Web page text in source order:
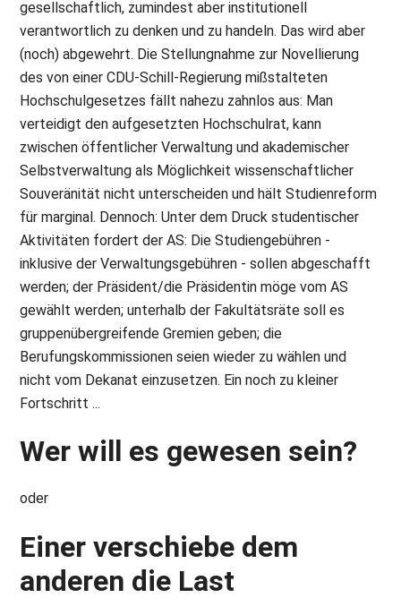
gesellschaftlich, zumindest aber institutionell
verantwortlich zu denken und zu handeln. Das wird aber
(noch) abgewehrt. Die Stellungnahme zur Novellierung
des von einer CDU-Schill-Regierung mißstalteten
Hochschulgesetzes fällt nahezu zahnlos aus: Man
verteidigt den aufgesetzten Hochschulrat, kann
zwischen öffentlicher Verwaltung und akademischer
Selbstverwaltung als Möglichkeit wissenschaftlicher
Souveränität nicht unterscheiden und hält Studienreform
für marginal. Dennoch: Unter dem Druck studentischer
Aktivitäten fordert der AS: Die Studiengebühren -
inklusive der Verwaltungsgebühren - sollen abgeschafft
werden; der Präsident/die Präsidentin möge vom AS
gewählt werden; unterhalb der Fakultätsräte soll es
gruppenübergreifende Gremien geben; die
Berufungskommissionen seien wieder zu wählen und
nicht vom Dekanat einzusetzen. Ein noch zu kleiner
Fortschritt ...
Wer will es gewesen sein?
oder
Einer verschiebe dem
anderen die Last